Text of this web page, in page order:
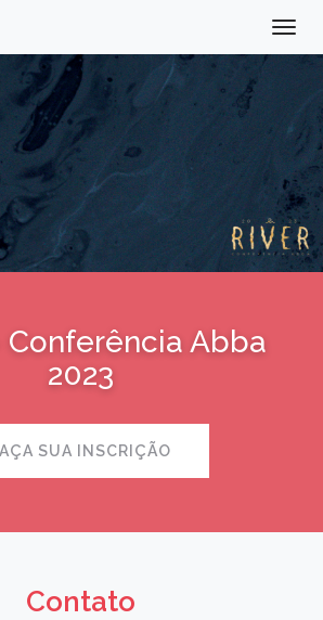
Conferência Abba
2023
SUA INSCRIÇÃO
Contato